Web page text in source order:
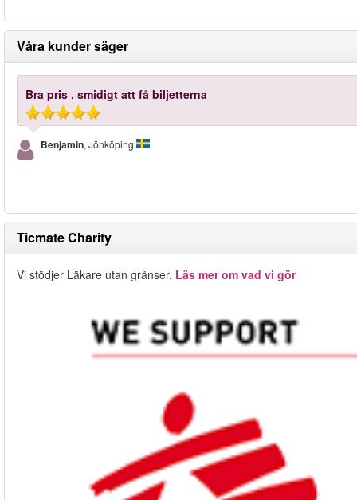
Våra kunder säger
Bra pris , smidigt att få biljetterna
Benjamin, Jönköping
Ticmate Charity
Vi stödjer Läkare utan gränser. Läs mer om vad vi gör